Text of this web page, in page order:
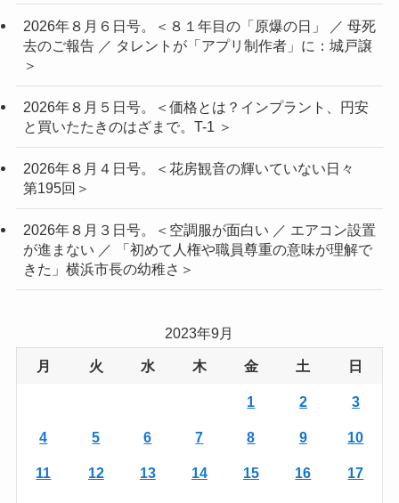
2026年８月６日号。＜８１年目の「原爆の日」 ／ 母死
去のご報告 ／ タレントが「アプリ制作者」に：城戸譲
＞
2026年８月５日号。＜価格とは？インプラント、円安
と買いたたきのはざまで。T-1 ＞
2026年８月４日号。＜花房観音の輝いていない日々
第195回＞
2026年８月３日号。＜空調服が面白い ／ エアコン設置
が進まない ／ 「初めて人権や職員尊重の意味が理解で
きた」横浜市長の幼稚さ＞
2023年9月
月 火 水 木 金 土 日
1 2 3
4 5 6 7 8 9 10
11 12 13 14 15 16 17